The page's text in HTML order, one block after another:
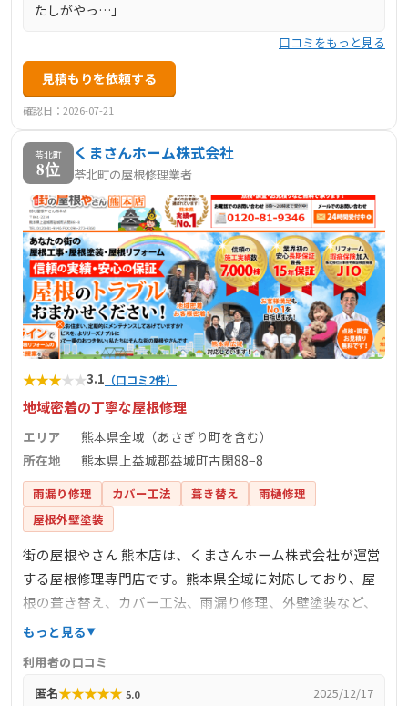
たしがやっ…」
口コミをもっと見る
見積もりを依頼する
確認日：2026-07-21
苓北町
8位
くまさんホーム株式会社
苓北町の屋根修理業者
★★★★★3.1 （口コミ2件）
地域密着の丁寧な屋根修理
エリア
熊本県全域（あさぎり町を含む）
所在地
熊本県上益城郡益城町古閑88−8
雨漏り修理 カバー工法 葺き替え
雨樋修理
屋根外壁塗装
街の屋根やさん 熊本店は、くまさんホーム株式会社が運営
する屋根修理専門店です。熊本県全域に対応しており、屋
根の葺き替え、カバー工法、雨漏り修理、外壁塗装など、
幅広いサービスを提供しています。無料の現地調査や見積
のサービスで、迅速かつ丁寧な対応を心がけています。
もっと見る
利用者の口コミ
匿名★★★★★ 5.0 2025/12/17